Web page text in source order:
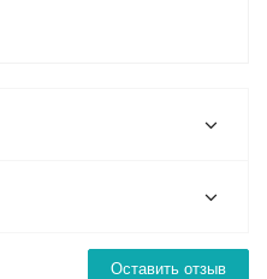
Оставить отзыв